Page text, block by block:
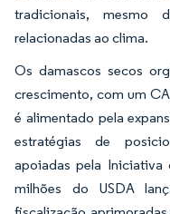
tradicionais, mesmo
relacionadas ao clima.
Os damascos secos
crescimento, com um
é alimentado pela
estratégias de
apoiadas pela Iniciativa
milhões do USDA